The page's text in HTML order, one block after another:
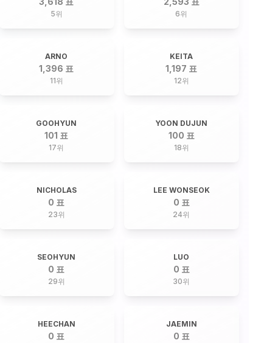
5위 6위
ARNO
1,396 표
11위
KEITA
1,197 표
12위
GOOHYUN
101 표
17위
YOON DUJUN
100 표
18위
NICHOLAS
0 표
23위
LEE WONSEOK
0 표
24위
SEOHYUN
0 표
29위
LUO
0 표
30위
HEECHAN
0 표
JAEMIN
0 표